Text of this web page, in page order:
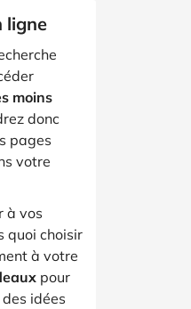
ligne
moins
donc
pages
votre
à vos
quoi choisir
à votre
pour
idées